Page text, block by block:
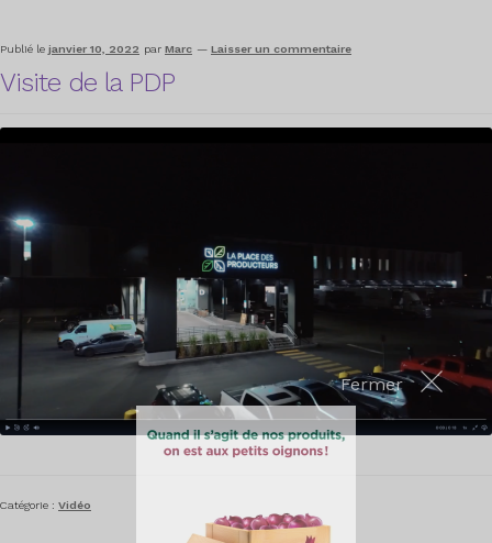
Publié le janvier 10, 2022 par Marc — Laisser un commentaire
Visite de la PDP
Catégorie : Vidéo